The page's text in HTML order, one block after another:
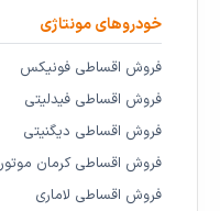
خودروهای مونتاژی
فروش اقساطی فونیکس
فروش اقساطی فیدلیتی
فروش اقساطی دیگنیتی
فروش اقساطی کرمان موتور
فروش اقساطی لاماری